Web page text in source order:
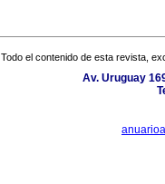
Todo el contenido de esta revista,
Av. Uruguay